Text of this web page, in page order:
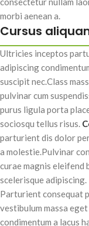
morbi aenean a.
Cursus
Ultricies inceptos
adipiscing
suscipit nec.Class
pulvinar cum
purus ligula porta
sociosqu tellus risus.
parturient dis dolor
a molestie.Pulvinar
curae magnis eleifend
scelerisque adipiscing.
Parturient consequat
vestibulum massa
condimentum a lacus